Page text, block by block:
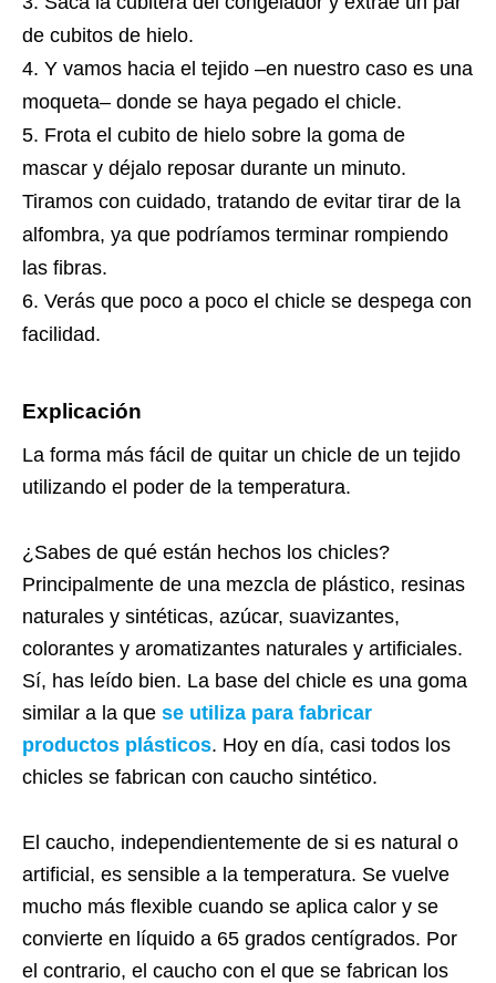
de cubitos de hielo.
Y vamos hacia el tejido –en nuestro caso es una
moqueta– donde se haya pegado el chicle.
Frota el cubito de hielo sobre la goma de
mascar y déjalo reposar durante un minuto.
Tiramos con cuidado, tratando de evitar tirar de la
alfombra, ya que podríamos terminar rompiendo
las fibras.
Verás que poco a poco el chicle se despega con
facilidad.
Explicación
La forma más fácil de quitar un chicle de un tejido
utilizando el poder de la temperatura.
¿Sabes de qué están hechos los chicles?
Principalmente de una mezcla de plástico, resinas
naturales y sintéticas, azúcar, suavizantes,
colorantes y aromatizantes naturales y artificiales.
Sí, has leído bien. La base del chicle es una goma
similar a la que se utiliza para fabricar
productos plásticos. Hoy en día, casi todos los
chicles se fabrican con caucho sintético.
El caucho, independientemente de si es natural o
artificial, es sensible a la temperatura. Se vuelve
mucho más flexible cuando se aplica calor y se
convierte en líquido a 65 grados centígrados. Por
el contrario, el caucho con el que se fabrican los